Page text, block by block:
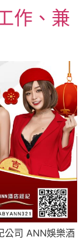
作、兼
公司 ANN娛樂酒